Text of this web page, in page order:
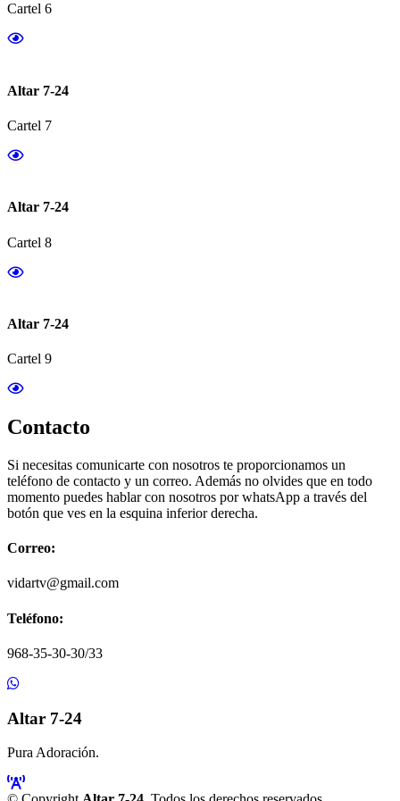
Cartel 6
Altar 7-24
Cartel 7
Altar 7-24
Cartel 8
Altar 7-24
Cartel 9
Contacto
Si necesitas comunicarte con nosotros te proporcionamos un
teléfono de contacto y un correo. Además no olvides que en todo
momento puedes hablar con nosotros por whatsApp a través del
botón que ves en la esquina inferior derecha.
Correo:
vidartv@gmail.com
Teléfono:
968-35-30-30/33
Altar 7-24
Pura Adoración.